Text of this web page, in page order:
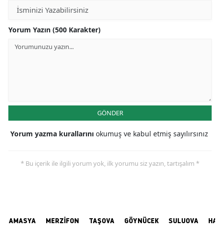
Yorum Yazın (500 Karakter)
GÖNDER
Yorum yazma kurallarını okumuş ve kabul etmiş sayılırsınız
* Bu içerik ile ilgili yorum yok, ilk yorumu siz yazın, tartışalım *
AMASYA MERZİFON TAŞOVA GÖYNÜCEK SULUOVA